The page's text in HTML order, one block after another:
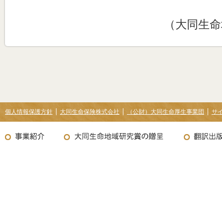
（大同生命
個人情報保護方針 大同生命保険株式会社 （公財）大同生命厚生事業団 サ